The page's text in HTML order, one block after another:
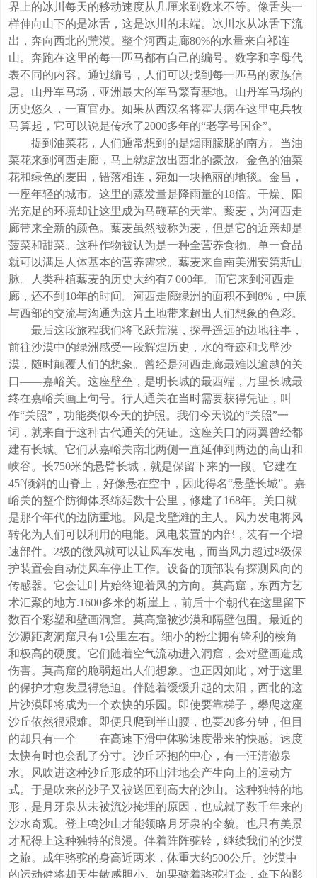
界上的冰川每天的移动速度从几厘米到数米不等。像舌头一
样伸向山下的是冰舌，这是冰川的末端。冰川水从冰舌下流
出，奔向西北的荒漠。整个河西走廊80%的水量来自祁连
山。奔跑在这里的每一匹马都有自己的编号。数字和字母代
表不同的内容。通过编号，人们可以找到每一匹马的家族信
息。山丹军马场，亚洲最大的军马繁育基地。山丹军马场的
历史悠久，一直官办。如果从西汉名将霍去病在这里屯兵牧
马算起，它可以说是传承了2000多年的“老字号国企”。
提到油菜花，人们通常想到的是烟雨朦胧的南方。当油
菜花来到河西走廊，马上就绽放出西北的豪放。金色的油菜
花和绿色的麦田，错落相连，宛如一块艳丽的地毯。金昌，
一座年轻的城市。这里的蒸发量是降雨量的18倍。干燥、阳
光充足的环境却让这里成为马鞭草的天堂。藜麦，为河西走
廊带来全新的颜色。藜麦虽然被称为麦，但是它的近亲却是
菠菜和甜菜。这种作物被认为是一种全营养食物。单一食品
就可以满足人体基本的营养需求。藜麦来自南美洲安第斯山
脉。人类种植藜麦的历史大约有7 000年。而它来到河西走
廊，还不到10年的时间。河西走廊绿洲的面积不到8%，中原
与西部的交流与沟通为这片土地带来超出人们想象的色彩。
最后这段旅程我们将飞跃荒漠，探寻遥远的边地往事，
前往沙漠中的绿洲感受一段辉煌历史，水的奇迹和戈壁沙
漠，随时颠覆人们的想象。曾经是河西走廊最难以逾越的关
口——嘉峪关。这座壁垒，是明长城的最西端，万里长城最
终在嘉峪关画上句号。行人通关在当时需要获得凭证，叫
作“关照”，功能类似今天的护照。我们今天说的“关照”一
词，就来自于这种古代通关的凭证。这座关口的两翼曾经都
建有长城。它们从嘉峪关南北两侧一直延伸到两边的高山和
峡谷。长750米的悬臂长城，就是保留下来的一段。它建在
45°倾斜的山脊上，好像悬在空中，因此得名“悬壁长城”。嘉
峪关的整个防御体系绵延数十公里，修建了168年。关口就
是那个年代的边防重地。风是戈壁滩的主人。风力发电将风
转化为人们可以利用的电能。风电装置的内部，装有一个增
速部件。2级的微风就可以让风车发电，而当风力超过8级保
护装置会自动使风车停止工作。设备的顶部装有探测风向的
传感器。它会让叶片始终迎着风的方向。莫高窟，东西方艺
术汇聚的地方.1600多米的断崖上，前后十个朝代在这里留下
数百个彩塑和壁画洞窟。莫高窟被沙漠和隔壁包围。最近的
沙源距离洞窟只有1公里左右。细小的粉尘拥有锋利的棱角
和极高的硬度。它们随着空气流动进入洞窟，会对壁画造成
伤害。莫高窟的脆弱超出人们想象。也正因如此，对于这里
的保护才愈发显得急迫。伴随着缓缓升起的太阳，西北的这
片沙漠即将成为一个欢快的乐园。即使要靠梯子，攀爬这座
沙丘依然很艰难。即便只爬到半山腰，也要20多分钟，但目
的却只有一个——在高速下滑中体验速度带来的快感。速度
太快有时也会乱了分寸。沙丘环抱的中心，有一汪清澈泉
水。风吹进这种沙丘形成的环山洼地会产生向上的运动方
式。于是吹来的沙子又被送回到高大的沙山。这种独特的地
形，是月牙泉从未被流沙掩埋的原因，也成就了数千年来的
沙水奇观。登上鸣沙山才能领略月牙泉的全貌。也只有美景
才配得上这种独特的浪漫。伴着阵阵驼铃，继续我们的沙漠
之旅。成年骆驼的身高近两米，体重大约500公斤。沙漠中
的运动健将却天生敏感胆小。如果骑着骆驼打伞，伞下的影